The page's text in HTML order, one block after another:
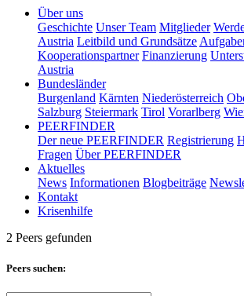
Über uns
Geschichte Unser Team Mitglieder
Austria Leitbild und Grundsätze
Kooperationspartner Finanzierung
Austria
Bundesländer
Burgenland Kärnten Niederösterreich
Salzburg Steiermark Tirol Vorarlberg
PEERFINDER
Der neue PEERFINDER Registrierung
Fragen Über PEERFINDER
Aktuelles
News Informationen Blogbeiträge
Kontakt
Krisenhilfe
2 Peers gefunden
Peers suchen: